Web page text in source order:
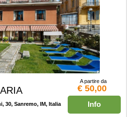
A partire da
€ 50,00
Info
30, Sanremo, IM, Italia